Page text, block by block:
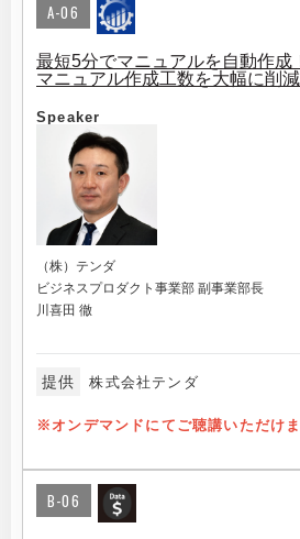
A-06
最短5分でマニュアルを自動作成
マニュアル作成工数を大幅に削
Speaker
（株）テンダ
ビジネスプロダクト事業部 副事業部長
川喜田 徹
提供 株式会社テンダ
※オンデマンドにてご聴講いただけ
B-06